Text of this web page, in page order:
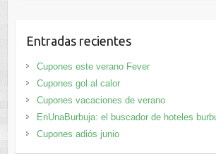
Entradas recientes
Cupones este verano Fever
Cupones gol al calor
Cupones vacaciones de verano
EnUnaBurbuja: el buscador de hoteles
Cupones adiós junio